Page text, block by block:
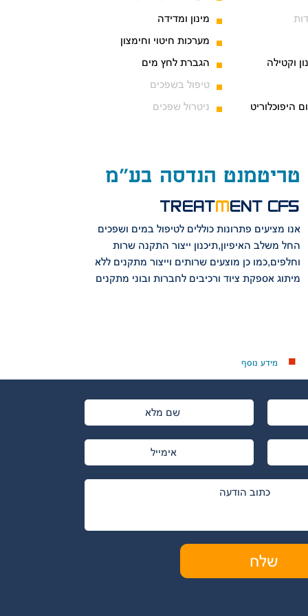
מינון ומדידה
מערכות חיטוי וחימצון
הגברת לחץ מים
וקטילה
טיפול בשפכים
ניטרול שפכים
היפוכלוריט
טריטמנט הנדסה בע"מ
TREATMENT CFS
אנו מציעים פתרונות כוללים לטיפול במים ושפכים
החל משלב האיפיון,תיכנון ייצור התקנה שרות
וחלפים,כמו כן מוצעים שרותים וייצור מתקנים ללא
מיתוג אספקת ציוד ורכיבים לחברות ובוני מתקנים
מידע נוסף